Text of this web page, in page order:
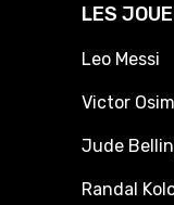
LES
Leo Messi
Victor
Jude
Randal